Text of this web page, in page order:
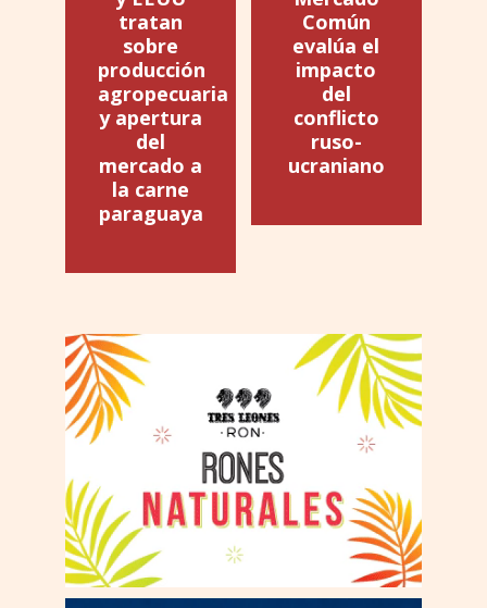
tratan
sobre
producción
agropecuaria
y apertura
del
mercado a
la carne
paraguaya
Común
evalúa el
impacto
del
conflicto
ruso-
ucraniano